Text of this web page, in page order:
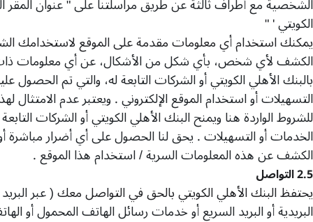
الكويتي'
"
يمكنك استخدام أي معلومات مقدمة على الموقع لاستخدامك
الكشف لأي شخص، بأي شكل من الأشكال، عن أي معلومات
بالبنك الأهلي الكويتي أو الشركات التابعة له، والتي تم الحصول
التسهيلات أو استخدام الموقع الإلكتروني.ويعتبر عدم الامتثال
للشروط الواردة هنا ويمنح البنك الأهلي الكويتي أو الشركات
الخدمات أو التسهيلات.يحق لنا الحصول على أي أضرار مباشرة
الكشف عن هذه المعلومات السرية/استخدام هذا الموقع.
2.5التواصل
يحتفظ البنك الأهلي الكويتي بالحق في التواصل معك(عبر
البريدية أو البريد السريع أو خدمات رسائل الهاتف المحمول أو